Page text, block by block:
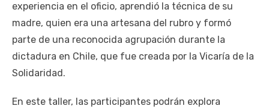
experiencia en el oficio, aprendió la técnica de su
madre, quien era una artesana del rubro y formó
parte de una reconocida agrupación durante la
dictadura en Chile, que fue creada por la Vicaría de la
Solidaridad.
En este taller, las participantes podrán explora